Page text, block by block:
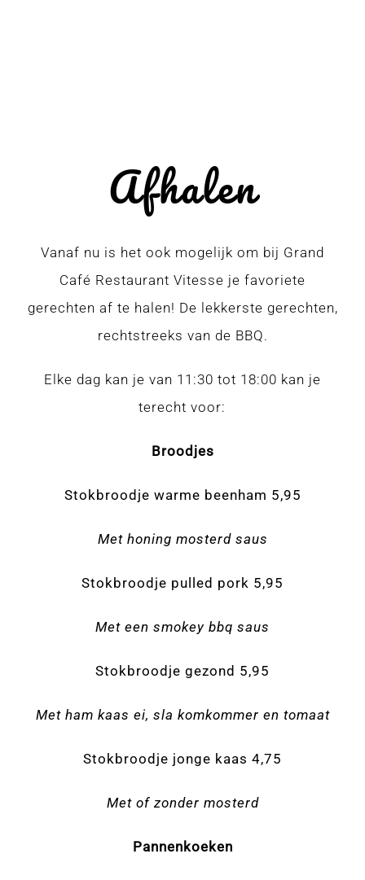
Afhalen
Vanaf nu is het ook mogelijk om bij Grand
Café Restaurant Vitesse je favoriete
gerechten af te halen! De lekkerste gerechten,
rechtstreeks van de BBQ.
Elke dag kan je van 11:30 tot 18:00 kan je
terecht voor:⁣
Broodjes
Stokbroodje warme beenham 5,95
Met honing mosterd saus
Stokbroodje pulled pork 5,95
Met een smokey bbq saus
Stokbroodje gezond 5,95
Met ham kaas ei, sla komkommer en tomaat
Stokbroodje jonge kaas 4,75
Met of zonder mosterd
Pannenkoeken